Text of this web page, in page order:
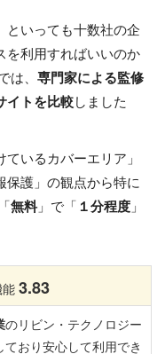
といっても十数社の企
を利用すればいいのか
は、 専門家による監修
イトを比較 しました
いるカバーエリア」
保護」の観点から特に
無料」で「 １分程度 」